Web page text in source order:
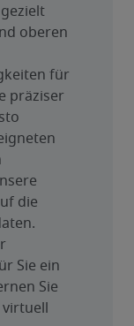
gezielt
oberen
für
präziser
die
Sie ein
Sie